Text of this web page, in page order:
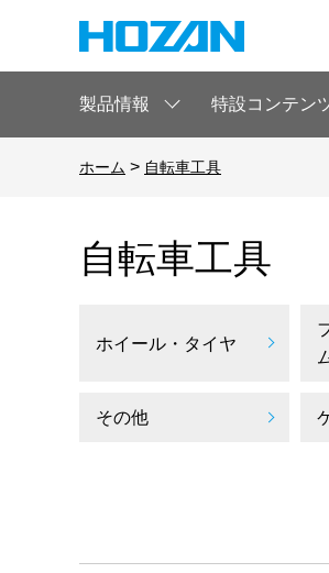
製品情報 特設コンテン
ホーム > 自転車工具
自転車工具
ホイール・タイヤ
その他